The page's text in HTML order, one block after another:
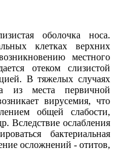
оболочка носа.
клетках верхних
местного
отеком слизистой
В тяжелых случаях
из места первичной
вирусемия, что
общей слабости,
Вследствие ослабления
бактериальная
осложнений - отитов,